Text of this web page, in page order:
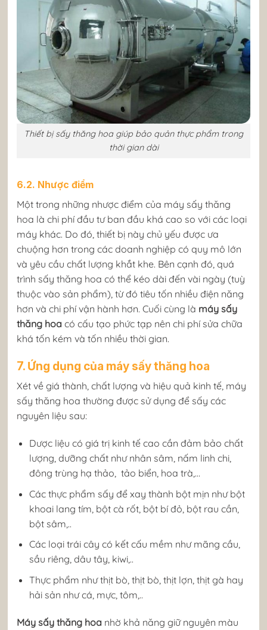
Thiết bị sấy thăng hoa giúp bảo quản thực phẩm trong
thời gian dài
6.2. Nhược điểm
Một trong những nhược điểm của máy sấy thăng
hoa là chi phí đầu tư ban đầu khá cao so với các loại
máy khác. Do đó, thiết bị này chủ yếu được ưa
chuộng hơn trong các doanh nghiệp có quy mô lớn
và yêu cầu chất lượng khắt khe. Bên cạnh đó, quá
trình sấy thăng hoa có thể kéo dài đến vài ngày (tuỳ
thuộc vào sản phẩm), từ đó tiêu tốn nhiều điện năng
hơn và chi phí vận hành hơn. Cuối cùng là máy sấy
thăng hoa có cấu tạo phức tạp nên chi phí sửa chữa
khá tốn kém và tốn nhiều thời gian.
7. Ứng dụng của máy sấy thăng hoa
Xét về giá thành, chất lượng và hiệu quả kinh tế, máy
sấy thăng hoa thường được sử dụng để sấy các
nguyên liệu sau:
Dược liệu có giá trị kinh tế cao cần đảm bảo chất
lượng, dưỡng chất như nhân sâm, nấm linh chi,
đông trùng hạ thảo, tảo biển, hoa trà,…
Các thực phẩm sấy để xay thành bột mịn như bột
khoai lang tím, bột cà rốt, bột bí đỏ, bột rau cần,
bột sâm,..
Các loại trái cây có kết cấu mềm như mãng cầu,
sầu riêng, dâu tây, kiwi,..
Thực phẩm như thịt bò, thịt bò, thịt lợn, thịt gà hay
hải sản như cá, mực, tôm,..
Máy sấy thăng hoa nhờ khả năng giữ nguyên màu